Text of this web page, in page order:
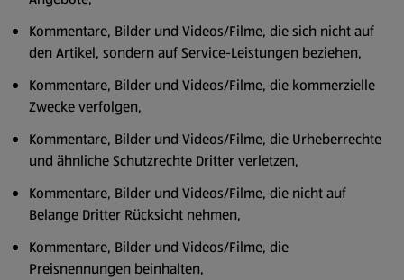
Kommentare, Bilder und Videos/Filme, die sich nicht auf
den Artikel, sondern auf Service-Leistungen beziehen,
Kommentare, Bilder und Videos/Filme, die kommerzielle
Zwecke verfolgen,
Kommentare, Bilder und Videos/Filme, die Urheberrechte
und ähnliche Schutzrechte Dritter verletzen,
Kommentare, Bilder und Videos/Filme, die nicht auf
Belange Dritter Rücksicht nehmen,
Kommentare, Bilder und Videos/Filme, die
Preisnennungen beinhalten,